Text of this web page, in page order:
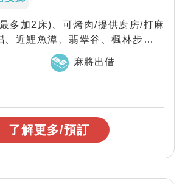
多加2床)、可烤肉/提供廚房/打麻
、近鯉魚潭、翡翠谷、楓林步道，
館位於花蓮市郊區...
麻將出借
了解更多/預訂